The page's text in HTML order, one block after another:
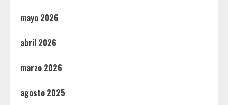
mayo 2026
abril 2026
marzo 2026
agosto 2025